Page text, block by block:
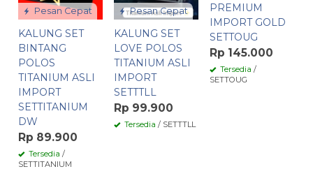
Pesan Cepat
KALUNG SET
BINTANG
POLOS
TITANIUM ASLI
IMPORT
SETTITANIUM
DW
Rp 89.900
Tersedia /
SETTITANIUM
Pesan Cepat
KALUNG SET
LOVE POLOS
TITANIUM ASLI
IMPORT
SETTTLL
Rp 99.900
Tersedia / SETTTLL
PREMIUM
IMPORT GOLD
SETTOUG
Rp 145.000
Tersedia /
SETTOUG